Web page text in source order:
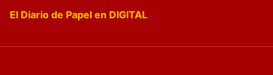
El Diario de Papel en DIGITAL